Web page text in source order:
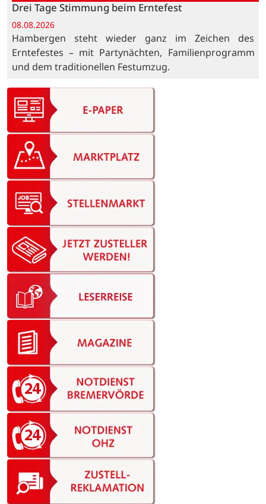
Drei Tage Stimmung beim Erntefest
08.08.2026
Hambergen steht wieder ganz im Zeichen des
Erntefestes – mit Partynächten, Familienprogramm
und dem traditionellen Festumzug.